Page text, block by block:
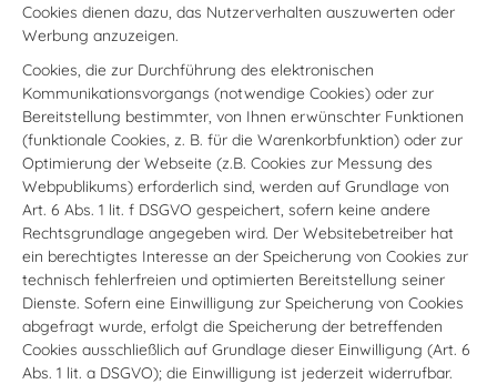
Cookies dienen dazu, das Nutzerverhalten auszuwerten oder
Werbung anzuzeigen.
Cookies, die zur Durchführung des elektronischen
Kommunikationsvorgangs (notwendige Cookies) oder zur
Bereitstellung bestimmter, von Ihnen erwünschter Funktionen
(funktionale Cookies, z. B. für die Warenkorbfunktion) oder zur
Optimierung der Webseite (z.B. Cookies zur Messung des
Webpublikums) erforderlich sind, werden auf Grundlage von
Art. 6 Abs. 1 lit. f DSGVO gespeichert, sofern keine andere
Rechtsgrundlage angegeben wird. Der Websitebetreiber hat
ein berechtigtes Interesse an der Speicherung von Cookies zur
technisch fehlerfreien und optimierten Bereitstellung seiner
Dienste. Sofern eine Einwilligung zur Speicherung von Cookies
abgefragt wurde, erfolgt die Speicherung der betreffenden
Cookies ausschließlich auf Grundlage dieser Einwilligung (Art. 6
Abs. 1 lit. a DSGVO); die Einwilligung ist jederzeit widerrufbar.